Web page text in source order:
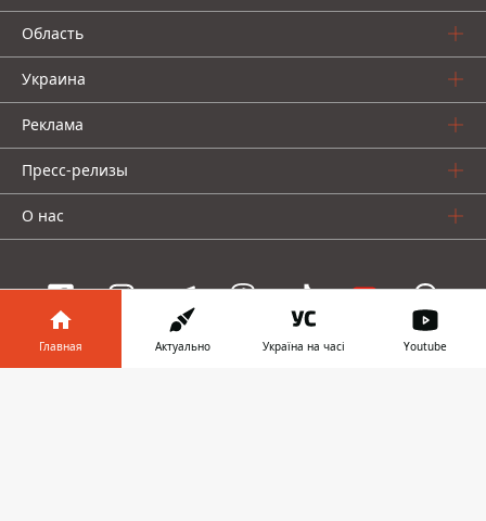
Область
Украина
Реклама
Пресс-релизы
О нас
Главная Актуально Україна на часі Youtube